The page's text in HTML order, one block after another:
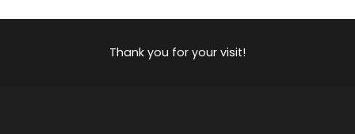
Thank you for your visit!